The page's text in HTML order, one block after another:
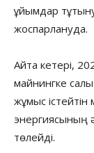
ұйымдар
жоспарлануда.
Айта кетері,
майнингке
жұмыс
энергиясының
төлейді.